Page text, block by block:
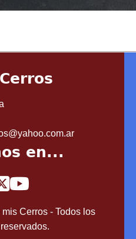
en...
Cerros - Todos los